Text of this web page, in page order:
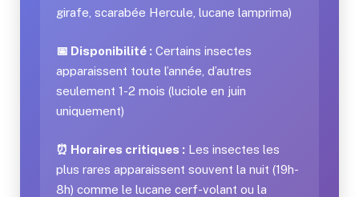
girafe, scarabée Hercule, lucane lamprima)
📅 Disponibilité : Certains insectes
apparaissent toute l’année, d’autres
seulement 1-2 mois (luciole en juin
uniquement)
⏰ Horaires critiques : Les insectes les
plus rares apparaissent souvent la nuit (19h-
8h) comme le lucane cerf-volant ou la